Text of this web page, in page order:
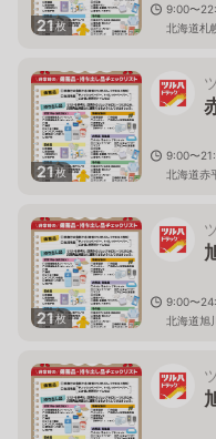
21枚
9:00〜
北海道札
21枚
9:00〜
北海道赤
21枚
9:00〜
北海道旭